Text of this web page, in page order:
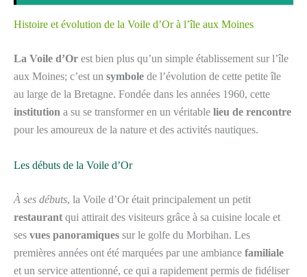
Histoire et évolution de la Voile d’Or à l’île aux Moines
La Voile d’Or est bien plus qu’un simple établissement sur l’île
aux Moines; c’est un symbole de l’évolution de cette petite île
au large de la Bretagne. Fondée dans les années 1960, cette
institution a su se transformer en un véritable lieu de rencontre
pour les amoureux de la nature et des activités nautiques.
Les débuts de la Voile d’Or
À ses débuts, la Voile d’Or était principalement un petit
restaurant qui attirait des visiteurs grâce à sa cuisine locale et
ses vues panoramiques sur le golfe du Morbihan. Les
premières années ont été marquées par une ambiance familiale
et un service attentionné, ce qui a rapidement permis de fidéliser